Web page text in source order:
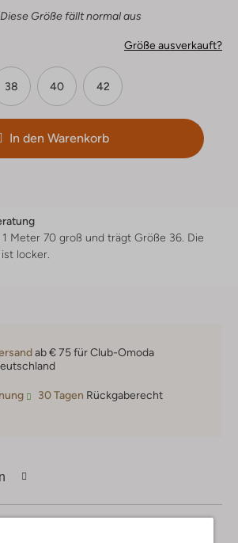
Diese Größe fällt normal aus
Größe ausverkauft?
38 40 42
In den Warenkorb
Meter 70 groß und trägt Größe 36. Die
ist locker
ab € 75 für Club-Omoda
30 Tagen Rückgaberecht